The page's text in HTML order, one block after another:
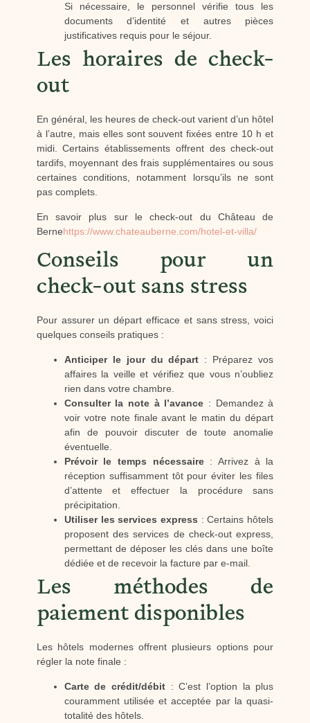
Si nécessaire, le personnel vérifie tous les
documents d’identité et autres pièces
justificatives requis pour le séjour.
Les horaires de check-
out
En général, les heures de check-out varient d’un hôtel
à l’autre, mais elles sont souvent fixées entre 10 h et
midi. Certains établissements offrent des check-out
tardifs, moyennant des frais supplémentaires ou sous
certaines conditions, notamment lorsqu’ils ne sont
pas complets.
En savoir plus sur le check-out du Château de
Bernehttps://www.chateauberne.com/hotel-et-villa/
Conseils pour un
check-out sans stress
Pour assurer un départ efficace et sans stress, voici
quelques conseils pratiques :
Anticiper le jour du départ : Préparez vos
affaires la veille et vérifiez que vous n’oubliez
rien dans votre chambre.
Consulter la note à l’avance : Demandez à
voir votre note finale avant le matin du départ
afin de pouvoir discuter de toute anomalie
éventuelle.
Prévoir le temps nécessaire: Arrivez à la
réception suffisamment tôt pour éviter les files
d’attente et effectuer la procédure sans
précipitation.
Utiliser les services express : Certains hôtels
proposent des services de check-out express,
permettant de déposer les clés dans une boîte
dédiée et de recevoir la facture par e-mail.
Les méthodes de
paiement disponibles
Les hôtels modernes offrent plusieurs options pour
régler la note finale :
Carte de crédit/débit : C’est l’option la plus
couramment utilisée et acceptée par la quasi-
totalité des hôtels.